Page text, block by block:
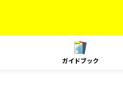
ガイドブック